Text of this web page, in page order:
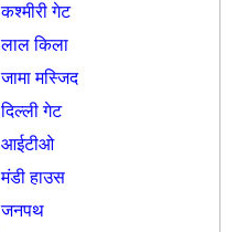
कश्मीरी गेट
लाल किला
जामा मस्जिद
दिल्ली गेट
आईटीओ
मंडी हाउस
जनपथ